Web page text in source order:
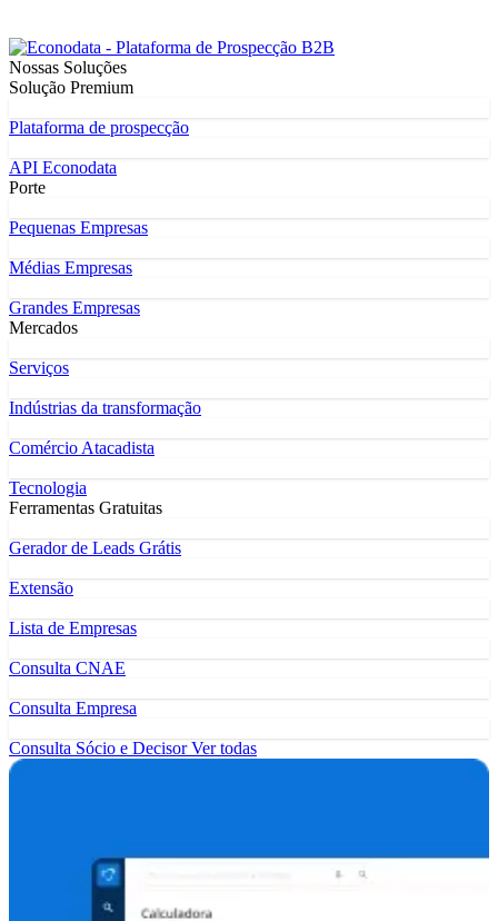
Nossas Soluções
Solução Premium
Plataforma de prospecção
API Econodata
Porte
Pequenas Empresas
Médias Empresas
Grandes Empresas
Mercados
Serviços
Indústrias da transformação
Comércio Atacadista
Tecnologia
Ferramentas Gratuitas
Gerador de Leads Grátis
Extensão
Lista de Empresas
Consulta CNAE
Consulta Empresa
Consulta Sócio e DecisorVer todas